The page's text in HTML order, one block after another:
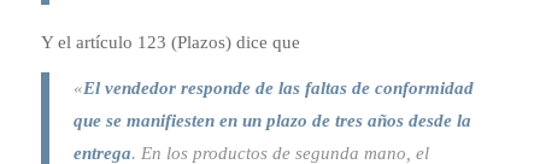
Y el artículo 123 (Plazos) dice que
«El vendedor responde de las faltas de conformidad
que se manifiesten en un plazo de tres años desde la
entrega. En los productos de segunda mano, el